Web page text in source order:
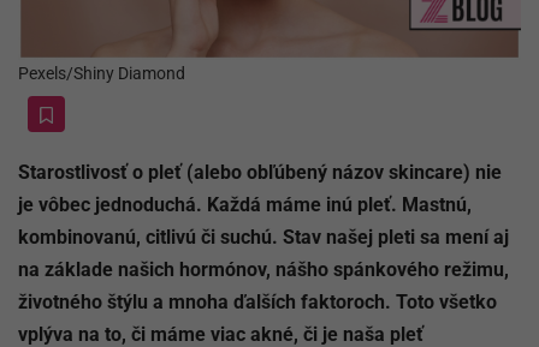
Pexels/Shiny Diamond
Starostlivosť o pleť (alebo obľúbený názov skincare) nie
je vôbec jednoduchá. Každá máme inú pleť. Mastnú,
kombinovanú, citlivú či suchú. Stav našej pleti sa mení aj
na základe našich hormónov, nášho spánkového režimu,
životného štýlu a mnoha ďalších faktoroch. Toto všetko
vplýva na to, či máme viac akné, či je naša pleť